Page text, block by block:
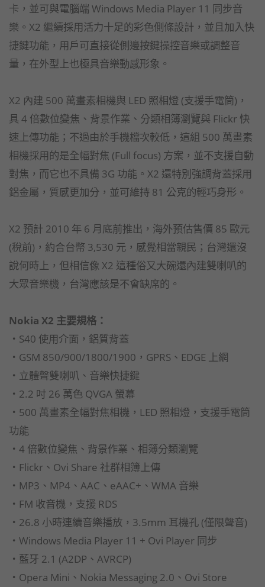
卡，並可與電腦端 Windows Media Player 11 同步音
樂。X2 繼續採用活力十足的彩色側條設計，並且加入快
捷鍵功能，用戶可直接從側邊按鍵操控音樂或調整音
量，在外型上也極具音樂動感形象。
X2 內建 500 萬畫素相機與 LED 照相燈 (支援手電筒)，
具 4 倍數位變焦、背景作業、分類相簿瀏覽與 Flickr 快
速上傳功能；不過由於手機檔次較低，這組 500 萬畫素
相機採用的是全幅對焦 (Full focus) 方案，並不支援自動
對焦，而它也不具備 3G 功能。X2 還特別強調背蓋採用
鋁金屬，質感更加分，並可維持 81 公克的輕巧身形。
X2 預計 2010 年 6 月底前推出，海外預估售價 85 歐元
(稅前)，約合台幣 3,530 元，感覺相當親民；台灣還沒
說何時上，但相信像 X2 這種俗又大碗還內建雙喇叭的
大眾音樂機，台灣應該是不會缺席的。
Nokia X2 主要規格：
‧S40 使用介面，鋁質背蓋
‧GSM 850/900/1800/1900，GPRS、EDGE 上網
‧立體聲雙喇叭、音樂快捷鍵
‧2.2 吋 26 萬色 QVGA 螢幕
‧500 萬畫素全幅對焦相機，LED 照相燈，支援手電筒
功能
‧4 倍數位變焦、背景作業、相簿分類瀏覽
‧Flickr、Ovi Share 社群相簿上傳
‧MP3、MP4、AAC、eAAC+、WMA 音樂
‧FM 收音機，支援 RDS
‧26.8 小時連續音樂播放，3.5mm 耳機孔 (僅限聲音)
‧Windows Media Player 11 + Ovi Player 同步
‧藍牙 2.1 (A2DP、AVRCP)
‧Opera Mini、Nokia Messaging 2.0、Ovi Store